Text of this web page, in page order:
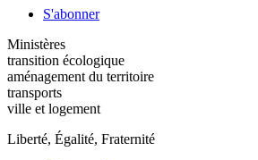
S'abonner
Ministères
transition écologique
aménagement du territoire
transports
ville et logement
Liberté, Égalité, Fraternité